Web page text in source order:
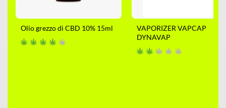
Olio grezzo di CBD 10% 15ml
VAPORIZER VAPCAP
DYNAVAP